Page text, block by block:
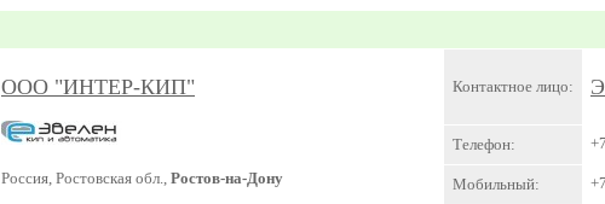
ООО "ИНТЕР-КИП"
Россия, Ростовская обл., Ростов-на-Дону
Контактное лицо:
Телефон:
Мобильный: